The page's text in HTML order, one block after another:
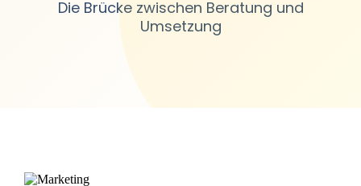
Die Brücke zwischen Beratung und
Umsetzung